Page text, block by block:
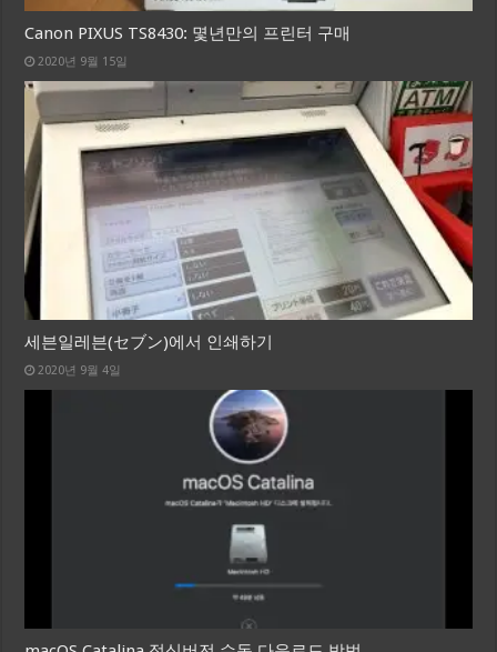
Canon PIXUS TS8430: 몇년만의 프린터 구매
2020년 9월 15일
세븐일레븐(セブン)에서 인쇄하기
2020년 9월 4일